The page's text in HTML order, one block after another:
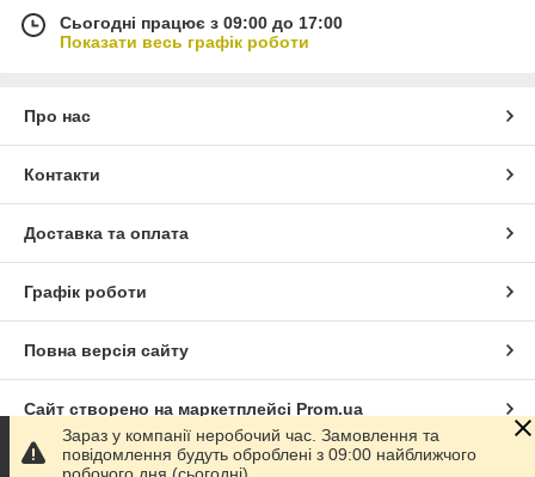
Сьогодні працює з 09:00 до 17:00
Показати весь графік роботи
Про нас
Контакти
Доставка та оплата
Графік роботи
Повна версія сайту
Сайт створено на маркетплейсі Prom.ua
Політика конфіденційності
Зараз у компанії неробочий час. Замовлення та
повідомлення будуть оброблені з 09:00 найближчого